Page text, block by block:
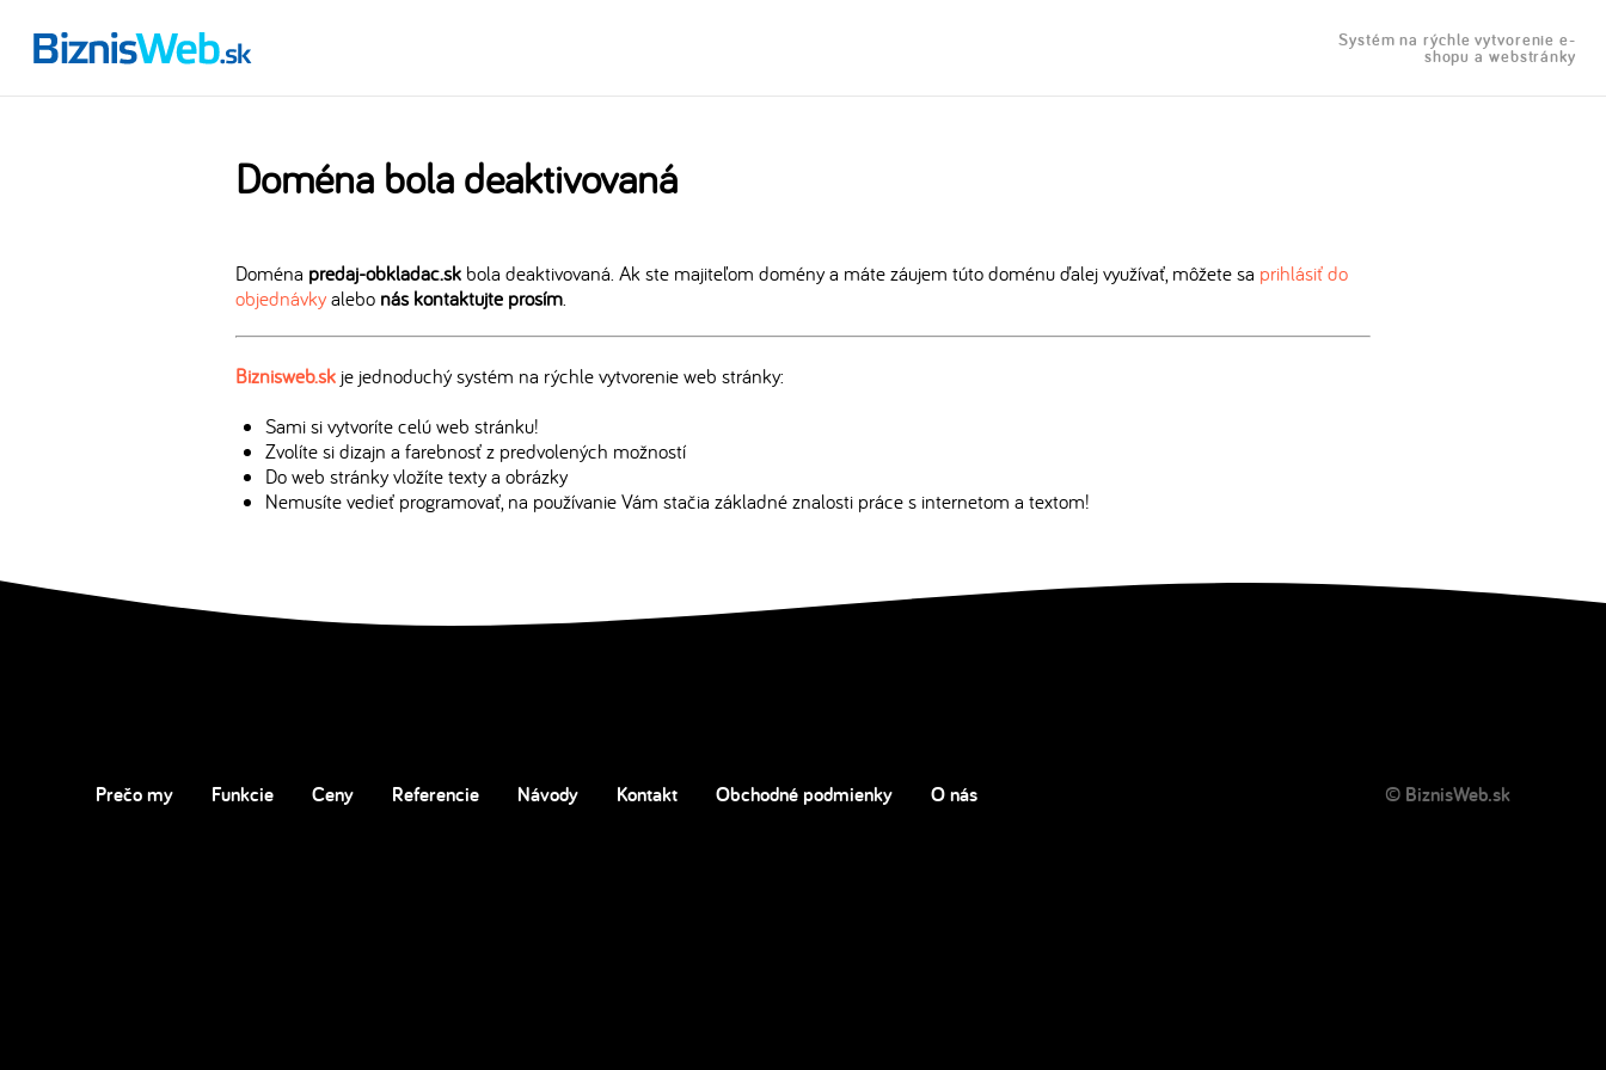
Systém na rýchle vytvorenie e-
shopu a webstránky
Doména bola deaktivovaná
Doména predaj-obkladac.sk bola deaktivovaná. Ak ste majiteľom domény a máte záujem túto doménu ďalej využívať, môžete sa prihlásiť do
objednávkyalebo nás kontaktujte prosím
Biznisweb.sk je jednoduchý systém na rýchle vytvorenie web stránky:
Sami si vytvoríte celú web stránku!
Zvolíte si dizajn a farebnosť z predvolených možností
Do web stránky vložíte texty a obrázky
Nemusíte vedieť programovať, na používanie Vám stačia základné znalosti práce s internetom a textom!
Prečo my Funkcie Ceny Referencie Návody Kontakt Obchodné podmienky O nás © BiznisWeb.sk